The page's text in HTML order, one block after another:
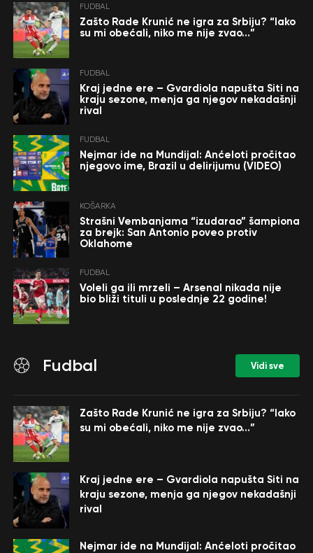
FUDBAL
Zašto Rade Krunić ne igra za Srbiju? “Iako
su mi obećali, niko me nije zvao…”
FUDBAL
Kraj jedne ere – Gvardiola napušta Siti na
kraju sezone, menja ga njegov nekadašnji
rival
FUDBAL
Nejmar ide na Mundijal: Anćeloti pročitao
njegovo ime, Brazil u delirijumu (VIDEO)
KOŠARKA
Strašni Vembanjama “izudarao” šampiona
za brejk: San Antonio poveo protiv
Oklahome
FUDBAL
Voleli ga ili mrzeli – Arsenal nikada nije
bio bliži tituli u poslednje 22 godine!
Fudbal Vidi sve
Zašto Rade Krunić ne igra za Srbiju? “Iako
su mi obećali, niko me nije zvao…”
Kraj jedne ere – Gvardiola napušta Siti na
kraju sezone, menja ga njegov nekadašnji
rival
Nejmar ide na Mundijal: Anćeloti pročitao